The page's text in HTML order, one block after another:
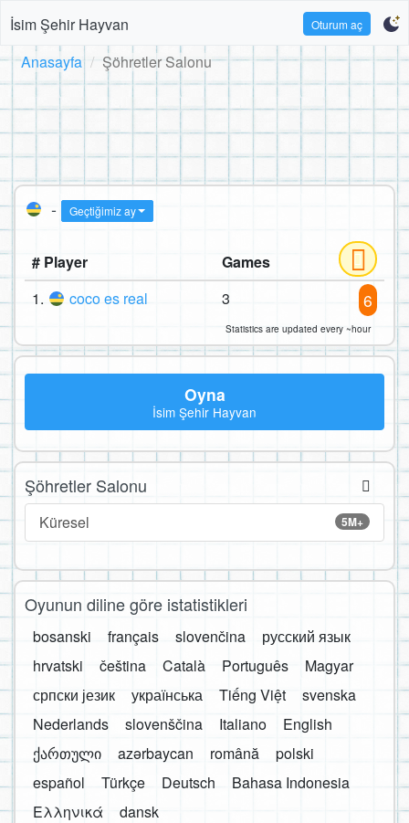
İsim Şehir Hayvan Oturum aç
Anasayfa Şöhretler Salonu
- Geçtiğimiz ay
# Player
Games
1.
coco es real 3 6
Statistics are updated every ~hour
Oyna
İsim Şehir Hayvan
Şöhretler Salonu
5M+
Küresel
Oyunun diline göre istatistikleri
bosanski français slovenčina
русский язык
hrvatski
čeština Català Português
Magyar
српски језик
українська Tiếng Việt
svenska
Nederlands
slovenščina Italiano
English
ქართული
azərbaycan română
polski
español
Türkçe Deutsch
Bahasa Indonesia
Ελληνικά
dansk